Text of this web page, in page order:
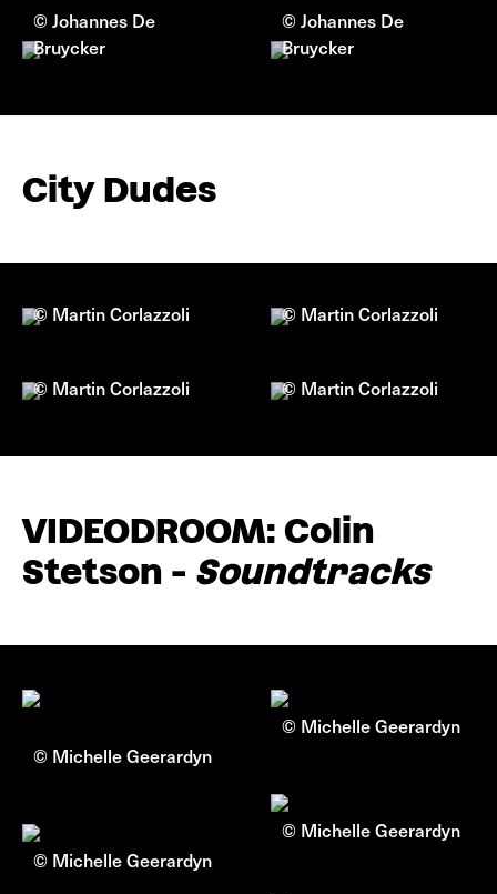
© Johannes De
Bruycker
© Johannes De
Bruycker
City Dudes
© Martin Corlazzoli © Martin Corlazzoli
© Martin Corlazzoli © Martin Corlazzoli
VIDEODROOM: Colin
Stetson - Soundtracks
© Michelle Geerardyn
© Michelle Geerardyn
© Michelle Geerardyn
© Michelle Geerardyn